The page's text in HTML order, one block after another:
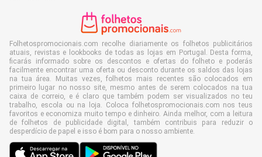
Folhetospromocionais.com recolhe diariamente os folhetos publicitários
atuais, revistas e lookbooks de todas as lojas em Portugal. Desta forma,
ficarás informado sobre os descontos e ofertas do folheto e poderás
facilmente encontrar uma oferta ou desconto durante os saldos das lojas
na tua área. Muitas vezes, folhetos mais recentes são colocados em
primeiro lugar no nosso site, mesmo antes de serem colocados na tua
caixa de correio, e é claro que também podem ser visualizados no teu
trabalho, escola ou na loja. Coloca folhetospromocionais.com nos teus
favoritos e economiza muito tempo e dinheiro. Ainda melhor, com a leitura
de folhetos de publicidade digital, também contribuis para reduzir o
desperdício de papel e isso é bom para o nosso ambiente.